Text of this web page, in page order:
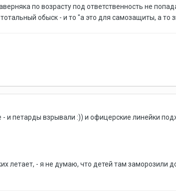
по возрасту под ответственность не
обыск - и то "а это для самозащиты, а то
и петарды взрывали :)) и офицерские линейки
летает, - я не думаю, что детей там